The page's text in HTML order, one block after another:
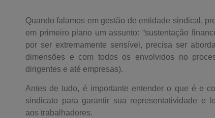
Quando falamos em gestão de entidade sindical,
em primeiro plano um assunto: “sustentação
por ser extremamente sensível, precisa ser
dimensões e com todos os envolvidos no
dirigentes e até empresas).
Antes de tudo, é importante entender o que é e
sindicato para garantir sua representatividade e
aos trabalhadores.